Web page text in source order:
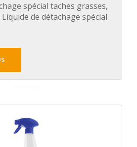
spécial taches grasses,
de détachage spécial